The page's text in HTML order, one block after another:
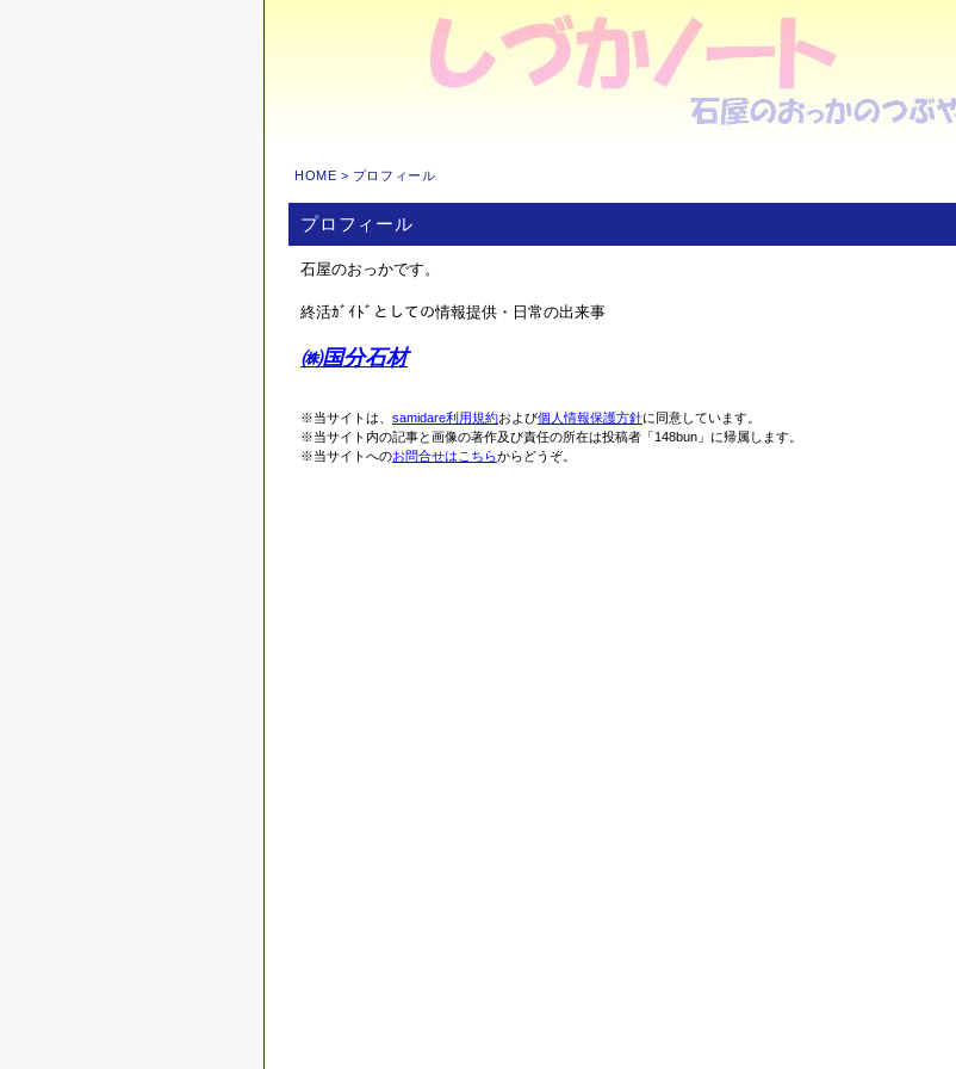
HOME > プロフィール
プロフィール
石屋のおっかです。
終活ｶﾞｲﾄﾞとしての情報提供・日常の出来事
㈱国分石材
※当サイトは、 samidare利用規約および個人情報保護方針に同意しています。
※当サイト内の記事と画像の著作及び責任の所在は投稿者「148bun」に帰属します。
※当サイトへのお問合せはこちらからどうぞ。